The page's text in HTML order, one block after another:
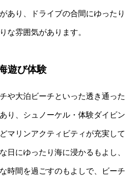
あり、ドライブの合間にゆったり
な雰囲気があります。
遊び体験
や大泊ビーチといった透き通った
り、シュノーケル・体験ダイビン
マリンアクティビティが充実して
日にゆったり海に浸かるもよし、
時間を過ごすのもよしで、ビーチ